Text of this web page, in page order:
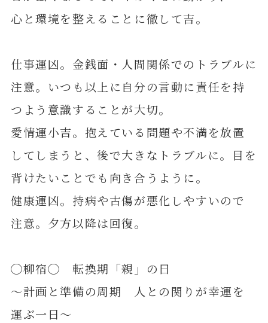
心と環境を整えることに徹して吉。
仕事運凶。金銭面・人間関係でのトラブルに
注意。いつも以上に自分の言動に責任を持
つよう意識することが大切。
愛情運小吉。抱えている問題や不満を放置
してしまうと、後で大きなトラブルに。目を
背けたいことでも向き合うように。
健康運凶。持病や古傷が悪化しやすいので
注意。夕方以降は回復。
◯柳宿◯ 転換期「親」の日
～計画と準備の周期 人との関りが幸運を
運ぶ一日～